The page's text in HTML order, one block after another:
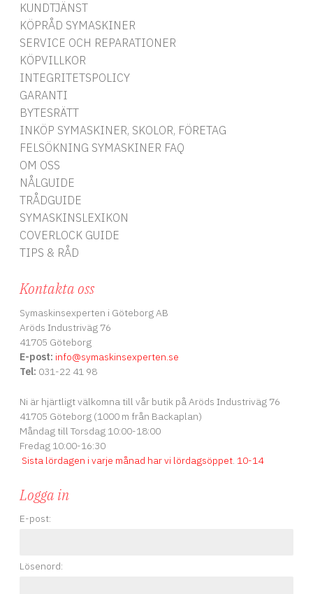
KUNDTJÄNST
KÖPRÅD SYMASKINER
SERVICE OCH REPARATIONER
KÖPVILLKOR
INTEGRITETSPOLICY
GARANTI
BYTESRÄTT
INKÖP SYMASKINER, SKOLOR, FÖRETAG
FELSÖKNING SYMASKINER FAQ
OM OSS
NÅLGUIDE
TRÅDGUIDE
SYMASKINSLEXIKON
COVERLOCK GUIDE
TIPS & RÅD
Kontakta oss
Symaskinsexperten i Göteborg AB
Aröds Industriväg 76
41705 Göteborg
E-post: info@symaskinsexperten.se
Tel: 031-22 41 98
Ni är hjärtligt välkomna till vår butik på Aröds Industriväg 76
41705 Göteborg (1000 m från Backaplan)
Måndag till Torsdag 10:00-18:00
Fredag 10:00-16:30
Sista lördagen i varje månad har vi lördagsöppet. 10-14
Logga in
E-post:
Lösenord: